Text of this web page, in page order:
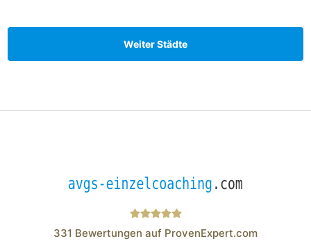
Weiter Städte
331 Bewertungen auf ProvenExpert.com